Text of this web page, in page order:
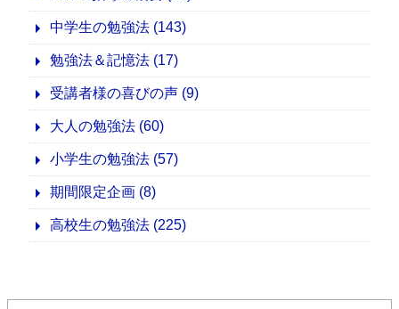
中学生の勉強法 (143)
勉強法＆記憶法 (17)
受講者様の喜びの声 (9)
大人の勉強法 (60)
小学生の勉強法 (57)
期間限定企画 (8)
高校生の勉強法 (225)